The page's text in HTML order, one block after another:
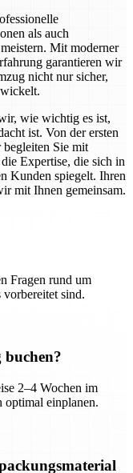
als auch
Mit moderner
garantieren wir
nicht nur sicher,
wie wichtig es ist,
ist. Von der ersten
Sie mit
Expertise, die sich in
Kunden spiegelt. Ihren
mit Ihnen gemeinsam.
Fragen rund um
vorbereitet sind.
buchen?
2–4 Wochen im
optimal einplanen.